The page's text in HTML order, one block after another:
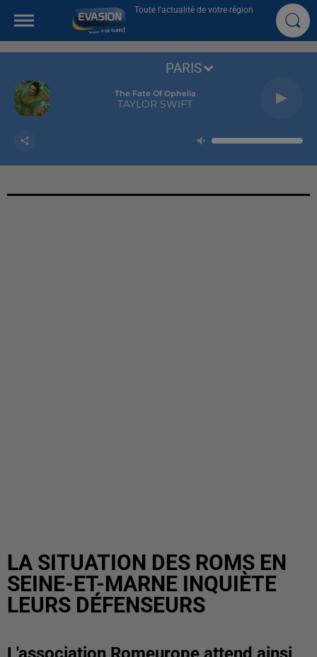
Toute l'actualité de votre région
The Fate Of Ophelia
TAYLOR SWIFT
PARIS
LA SITUATION DES ROMS EN
SEINE-ET-MARNE INQUIÈTE
LEURS DÉFENSEURS